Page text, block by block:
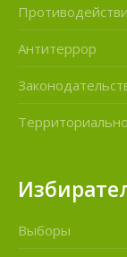
Антитеррор
Выборы